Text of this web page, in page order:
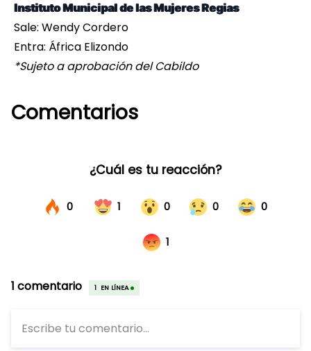
Instituto Municipal de las Mujeres Regias
Sale: Wendy Cordero
Entra: África Elizondo
*Sujeto a aprobación del Cabildo
Comentarios